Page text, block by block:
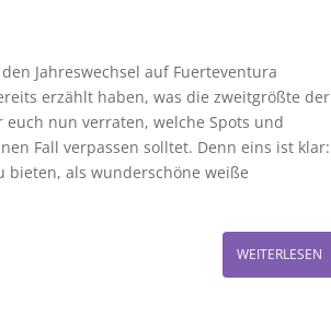
Jahreswechsel auf Fuerteventura
erzählt haben, was die zweitgrößte der
nun verraten, welche Spots und
Fall verpassen solltet. Denn eins ist klar:
bieten, als wunderschöne weiße
WEITERLESEN